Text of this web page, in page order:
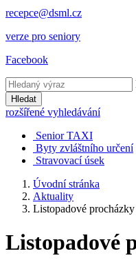
recepce@dsml.cz
verze pro seniory
Facebook
Hledat
rozšířené vyhledávání
Senior TAXI
Byty zvláštního určení
Stravovací úsek
Úvodní stránka
Aktuality
Listopadové procházky
Listopadové